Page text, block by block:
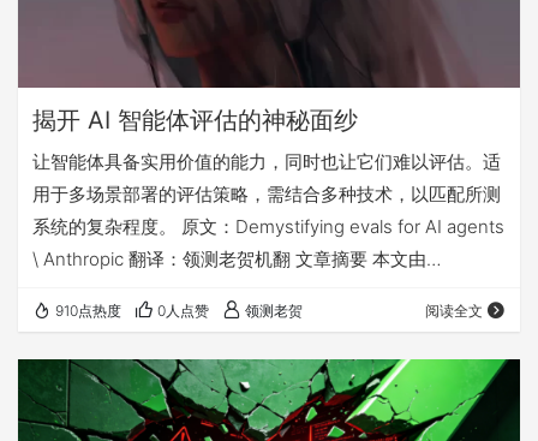
揭开 AI 智能体评估的神秘面纱
让智能体具备实用价值的能力，同时也让它们难以评估。适
用于多场景部署的评估策略，需结合多种技术，以匹配所测
系统的复杂程度。 原文：Demystifying evals for AI agents
\ Anthropic 翻译：领测老贺机翻 文章摘要 本文由
评估的核心难点与实践方法。文章解释了为何评估对智能体
研发至关重要，介绍了代码型、模型型、人工三类评分器，
以及针对编码、对话、研究、计算机操作等不同智能体的评
估方案。同时给出了从零搭建评估体系的…
910点热度 0人点赞 领测老贺 阅读全文